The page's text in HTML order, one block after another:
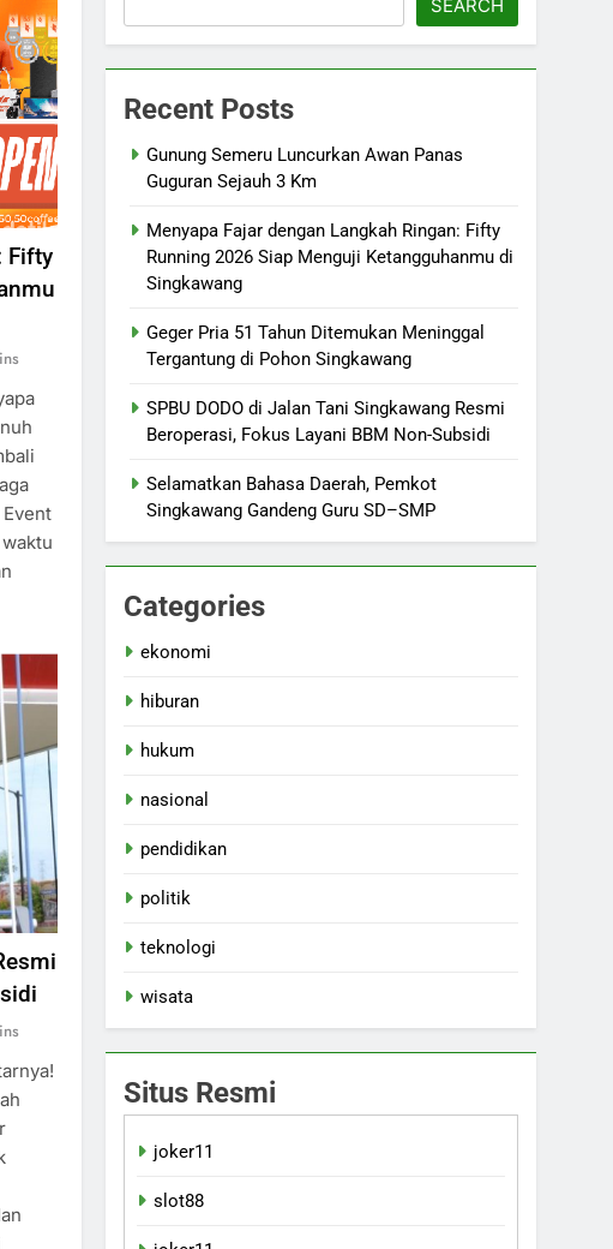
Fifty
SEARCH
Recent Posts
Gunung Semeru Luncurkan Awan Panas
Guguran Sejauh 3 Km
Menyapa Fajar dengan Langkah Ringan: Fifty
Running 2026 Siap Menguji Ketangguhanmu di
Singkawang
Geger Pria 51 Tahun Ditemukan Meninggal
Tergantung di Pohon Singkawang
SPBU DODO di Jalan Tani Singkawang Resmi
Beroperasi, Fokus Layani BBM Non-Subsidi
Selamatkan Bahasa Daerah, Pemkot
Singkawang Gandeng Guru SD–SMP
Categories
ekonomi
hiburan
hukum
nasional
pendidikan
politik
teknologi
wisata
Situs Resmi
joker11
slot88